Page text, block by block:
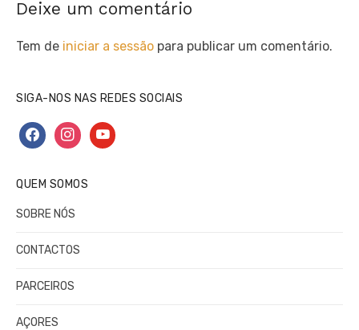
Deixe um comentário
Tem de iniciar a sessão para publicar um comentário.
SIGA-NOS NAS REDES SOCIAIS
facebookinstagramyoutube
QUEM SOMOS
SOBRE NÓS
CONTACTOS
PARCEIROS
AÇORES